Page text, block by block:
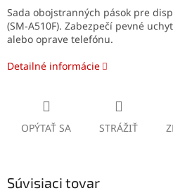
Sada obojstranných pások pre
(SM-A510F). Zabezpečí pevné
alebo oprave telefónu.
Detailné informácie
OPÝTAŤ SA STRÁŽIŤ
Súvisiaci tovar